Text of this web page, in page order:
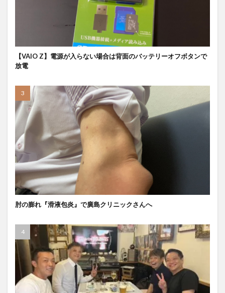
【VAIO Z】電源が入らない場合は背面のバッテリーオフボタンで
放電
肘の膨れ『滑液包炎』で廣島クリニックさんへ